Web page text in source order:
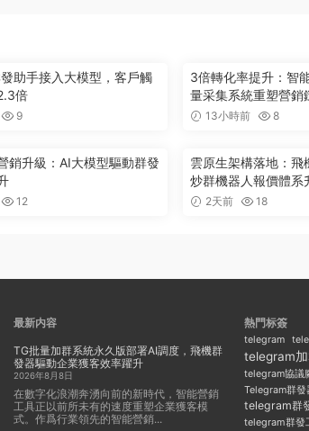
助手接入大模型，客戶觸
倍
9
3倍轉化率提升：智
量采集系統重塑營銷
13小時前 8
銷升級：AI大模型驅動群發
12
雲原生架構落地：飛
炒群機器人報價體系
2天前 18
最新内容
TG批量加群系統永久版部署AI調度，飛機群
發器驅動企業獲客效率躍升
2026年8月8日
在數字化浪潮奔湧向前的新時代，智能營銷
工具正以前所未有的速度重塑企業獲客模
式。作爲行業領先的智能營銷...
熱門标簽
telegram
telegram
telegram協議
Telegram群發
telegram群
telegram群發